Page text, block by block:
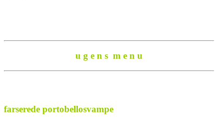
u g e n s m e n u
farserede portobellosvampe